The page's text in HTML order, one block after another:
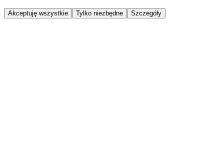
Akceptuję wszystkie Tylko niezbędne Szczegóły